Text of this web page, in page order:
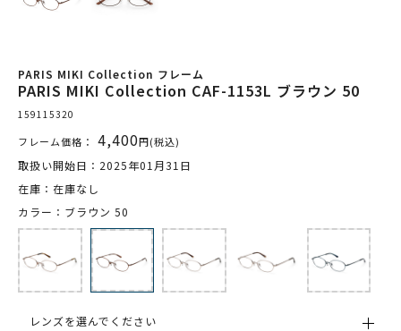
PARIS MIKI Collection フレーム
PARIS MIKI Collection CAF-1153L ブラウン 50
159115320
フレーム価格： 4,400円(税込)
取扱い開始日：2025年01月31日
在庫：在庫なし
カラー：ブラウン 50
レンズを選んでください